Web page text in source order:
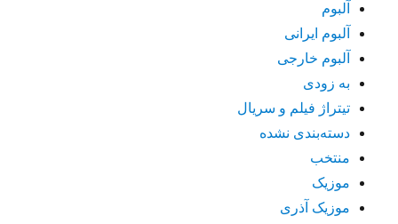
آلبوم
آلبوم ایرانی
آلبوم خارجی
به زودی
تیتراژ فیلم و سریال
دسته‌بندی نشده
منتخب
موزیک
موزیک آذری